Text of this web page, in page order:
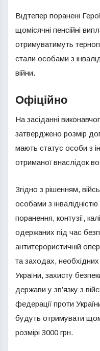
Відтепер поранені
щомісячні пенсійні
отримуватимуть
стали особами з
війни.
Офіційно
На засіданні
затверджено розмір
мають статус особи з
отриманої внаслідок
Згідно з рішенням,
особами з
поранення, контузії,
одержаних під час
антитерористичній
та заходах,
України, захисту
держави у зв’язку з
федерації проти
будуть отримувати
розмірі 3000 грн.